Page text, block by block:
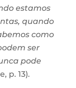
estamos
quando
como
ser
pode
p. 13).